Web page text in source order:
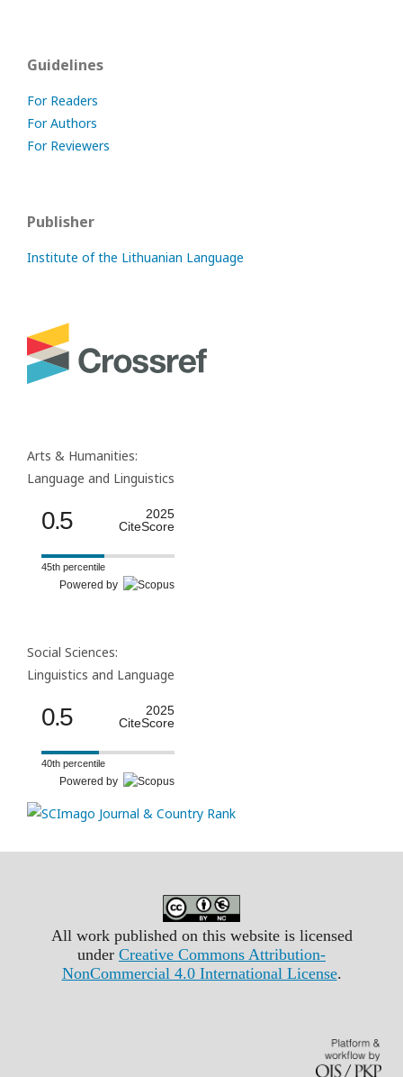
Guidelines
For Readers
For Authors
For Reviewers
Publisher
Institute of the Lithuanian Language
Arts & Humanities:
Language and Linguistics
0.5
2025
CiteScore
45th percentile
Powered by
Social Sciences:
Linguistics and Language
0.5
2025
CiteScore
40th percentile
Powered by
All work published on this website is licensed
under Creative Commons Attribution-
NonCommercial 4.0 International License.